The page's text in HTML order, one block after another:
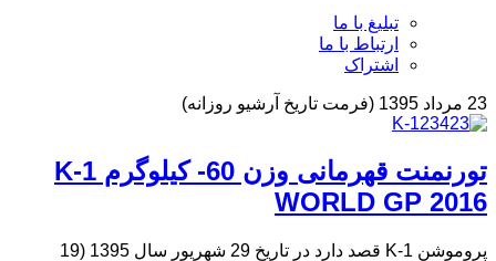
تبلیغ با ما
ارتباط با ما
اشتراک
23 مرداد 1395 (فرمت تاریخ آرشیو روزانه)
تورنمنت قهرمانی وزن 60- کیلوگرم K-1
WORLD GP 2016
پروموشن K-1 قصد دارد در تاریخ 29 شهریور سال 1395 (19